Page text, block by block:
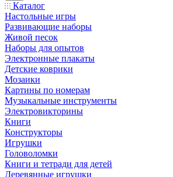
Каталог
Настольные игры
Развивающие наборы
Живой песок
Наборы для опытов
Электронные плакаты
Детские коврики
Мозаики
Картины по номерам
Музыкальные инструменты
Электровикторины
Книги
Конструкторы
Игрушки
Головоломки
Книги и тетради для детей
Деревянные игрушки